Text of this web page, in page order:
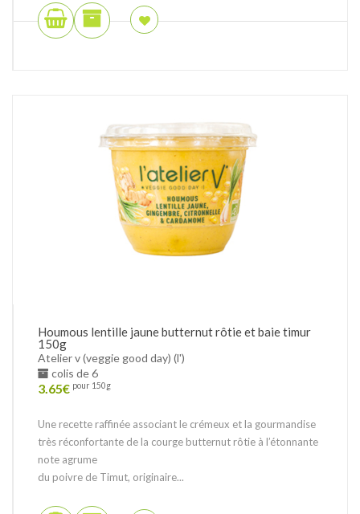
Houmous lentille jaune butternut rôtie et baie timur
150g
Atelier v (veggie good day) (l')
colis de 6
3.65€ pour 150g
Une recette raffinée associant le crémeux et la gourmandise
très réconfortante de la courge butternut rôtie à l’étonnante
note agrume
du poivre de Timut, originaire...